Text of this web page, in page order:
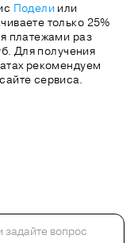
Подели или
только 25%
платежами раз
Для получения
рекомендуем
сервиса.